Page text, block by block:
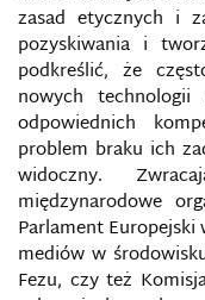
zasad etycznych i
pozyskiwania i
podkreślić, że
nowych
odpowiednich
problem braku ich
widoczny.
międzynarodowe
Parlament
mediów w
Fezu, czy też
PRZESTRZEŃ
RADIO WOLNA
RANSOMWARE
ROLA INFORMACJI
HYBRYDOWYCH
ROLA